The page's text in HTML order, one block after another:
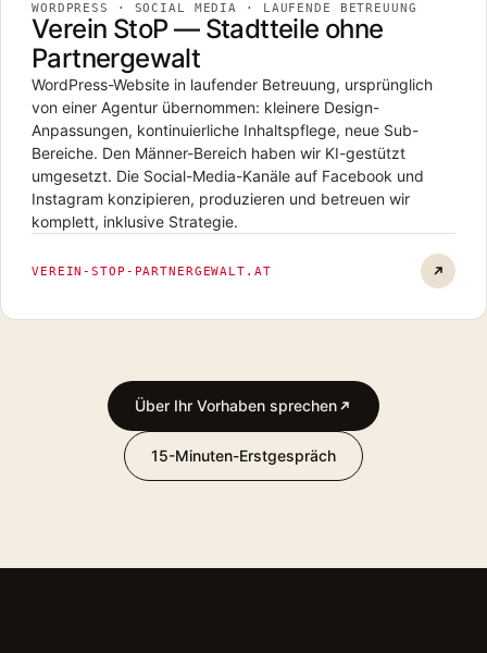
WORDPRESS · SOCIAL MEDIA · LAUFENDE BETREUUNG
Verein StoP — Stadtteile ohne
Partnergewalt
WordPress-Website in laufender Betreuung, ursprünglich
von einer Agentur übernommen: kleinere Design-
Anpassungen, kontinuierliche Inhaltspflege, neue Sub-
Bereiche. Den Männer-Bereich haben wir KI-gestützt
umgesetzt. Die Social-Media-Kanäle auf Facebook und
Instagram konzipieren, produzieren und betreuen wir
komplett, inklusive Strategie.
VEREIN-STOP-PARTNERGEWALT.AT Verein
Über Ihr Vorhaben sprechen
15-Minuten-Erstgespräch